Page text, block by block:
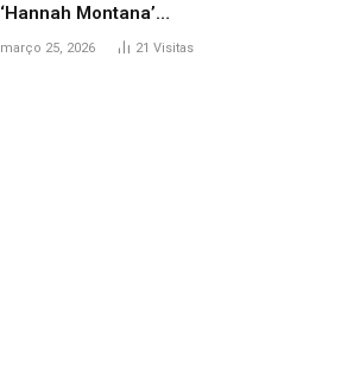
‘Hannah Montana’
poderá ser alugada por
março 25, 2026 21 Visitas